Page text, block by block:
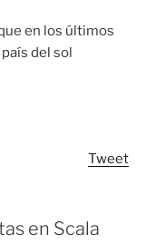
en los últimos
país del sol
Tweet
en Scala